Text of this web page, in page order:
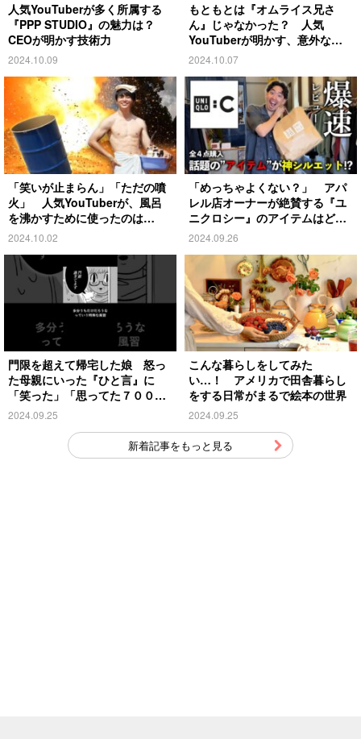
人気YouTuberが多く所属する
『PPP STUDIO』の魅力は？
CEOが明かす技術力
2024.10.09
もともとは『オムライス兄さ
ん』じゃなかった？ 人気
YouTuberが明かす、意外な過
去とは
2024.10.07
「笑いが止まらん」「ただの噴
火」 人気YouTuberが、風呂
を沸かすために使ったのは…
2024.10.02
「めっちゃよくない？」 アパ
レル店オーナーが絶賛する『ユ
ニクロシー』のアイテムはど
れ？
2024.09.26
門限を超えて帰宅した娘 怒っ
た母親にいった『ひと言』に
「笑った」「思ってた７００倍
特殊」
2024.09.25
こんな暮らしをしてみた
い…！ アメリカで田舎暮らし
をする日常がまるで絵本の世界
2024.09.25
新着記事をもっと見る